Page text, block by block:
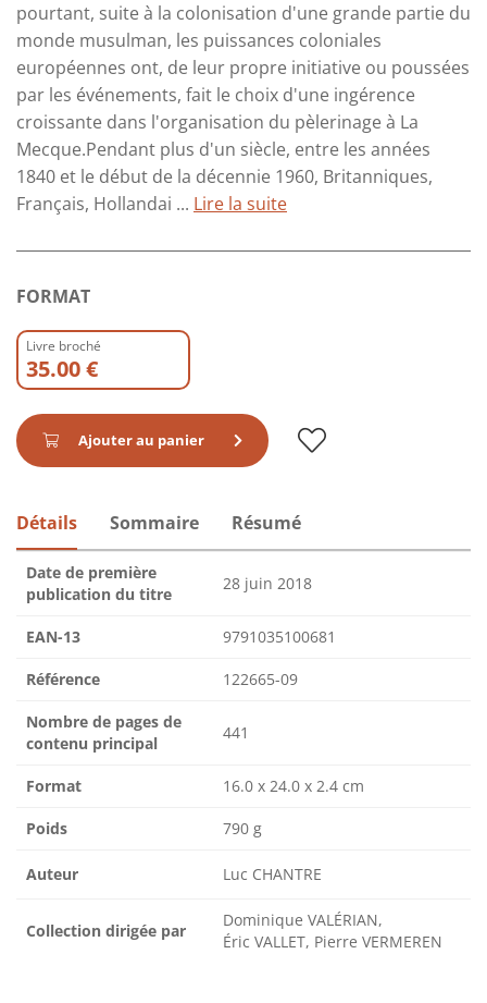
pourtant, suite à la colonisation d'une grande partie du
monde musulman, les puissances coloniales
européennes ont, de leur propre initiative ou poussées
par les événements, fait le choix d'une ingérence
croissante dans l'organisation du pèlerinage à La
Mecque.Pendant plus d'un siècle, entre les années
1840 et le début de la décennie 1960, Britanniques,
Français, Hollandai ... Lire la suite
FORMAT
Livre broché
35.00 €
Ajouter au panier
Détails Sommaire Résumé
Date de première
publication du titre
28 juin 2018
EAN-13 9791035100681
Référence 122665-09
Nombre de pages de
contenu principal
441
Format 16.0 x 24.0 x 2.4 cm
Poids 790 g
Auteur Luc CHANTRE
Collection dirigée par
Dominique VALÉRIAN,
Éric VALLET, Pierre VERMEREN